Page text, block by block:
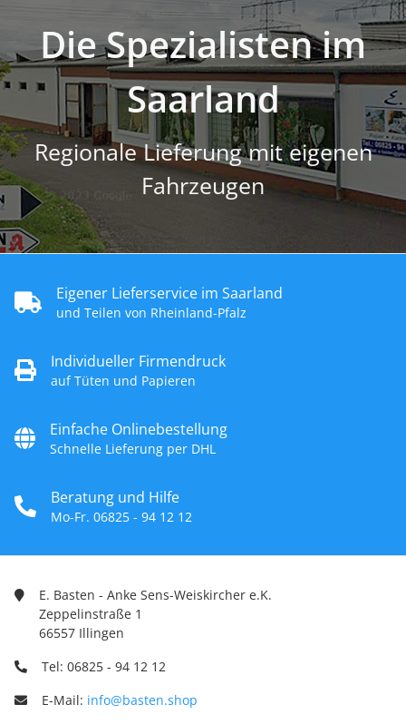
Die Spezialisten im
Saarland
Regionale Lieferung mit eigenen
Fahrzeugen
Eigener Lieferservice im Saarland
und Teilen von Rheinland-Pfalz
Individueller Firmendruck
auf Tüten und Papieren
Einfache Onlinebestellung
Schnelle Lieferung per DHL
Beratung und Hilfe
Mo-Fr. 06825 - 94 12 12
E. Basten - Anke Sens-Weiskircher e.K.
Zeppelinstraße 1
66557 Illingen
Tel: 06825 - 94 12 12
E-Mail: info@basten.shop